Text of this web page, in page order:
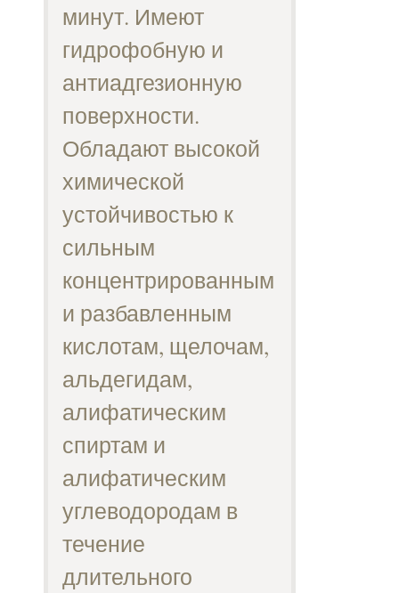
минут. Имеют
гидрофобную и
антиадгезионную
поверхности.
Обладают высокой
химической
устойчивостью к
сильным
концентрированным
и разбавленным
кислотам, щелочам,
альдегидам,
алифатическим
спиртам и
алифатическим
углеводородам в
течение
длительного